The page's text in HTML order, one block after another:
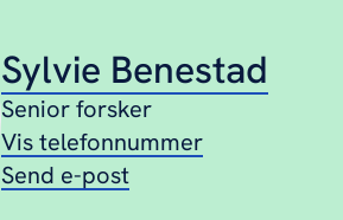
Sylvie Benestad
Senior forsker
Vis telefonnummer
Send e-post